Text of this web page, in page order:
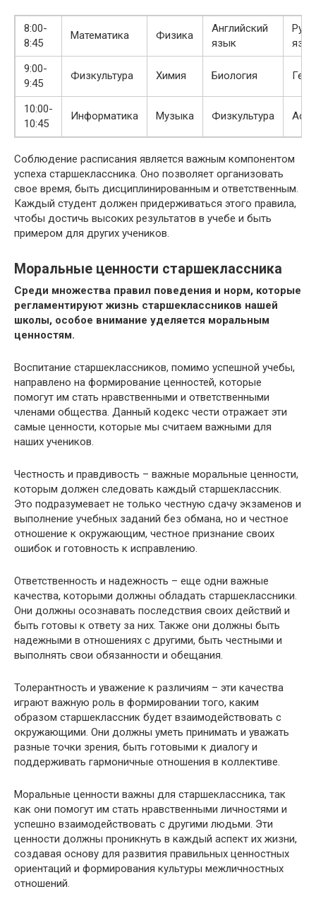
8:00-
8:45
Математика Физика
Английский
язык
язык
9:00-
9:45
Физкультура Химия Биология
10:00-
10:45
Информатика Музыка Физкультура
Соблюдение расписания является важным компонентом
успеха старшеклассника. Оно позволяет организовать
свое время, быть дисциплинированным и ответственным.
Каждый студент должен придерживаться этого правила,
чтобы достичь высоких результатов в учебе и быть
примером для других учеников.
Моральные ценности старшеклассника
Среди множества правил поведения и норм, которые
регламентируют жизнь старшеклассников нашей
школы, особое внимание уделяется моральным
ценностям.
Воспитание старшеклассников, помимо успешной учебы,
направлено на формирование ценностей, которые
помогут им стать нравственными и ответственными
членами общества. Данный кодекс чести отражает эти
самые ценности, которые мы считаем важными для
наших учеников.
Честность и правдивость – важные моральные ценности,
которым должен следовать каждый старшеклассник.
Это подразумевает не только честную сдачу экзаменов и
выполнение учебных заданий без обмана, но и честное
отношение к окружающим, честное признание своих
ошибок и готовность к исправлению.
Ответственность и надежность – еще одни важные
качества, которыми должны обладать старшеклассники.
Они должны осознавать последствия своих действий и
быть готовы к ответу за них. Также они должны быть
надежными в отношениях с другими, быть честными и
выполнять свои обязанности и обещания.
Толерантность и уважение к различиям – эти качества
играют важную роль в формировании того, каким
образом старшеклассник будет взаимодействовать с
окружающими. Они должны уметь принимать и уважать
разные точки зрения, быть готовыми к диалогу и
поддерживать гармоничные отношения в коллективе.
Моральные ценности важны для старшеклассника, так
как они помогут им стать нравственными личностями и
успешно взаимодействовать с другими людьми. Эти
ценности должны проникнуть в каждый аспект их жизни,
создавая основу для развития правильных ценностных
ориентаций и формирования культуры межличностных
отношений.